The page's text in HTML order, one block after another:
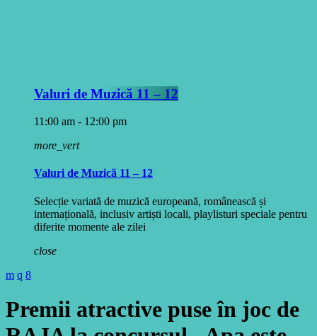
Valuri de Muzică 11 – 12
11:00 am - 12:00 pm
more_vert
Valuri de Muzică 11 – 12
Selecție variată de muzică europeană, românească și
internațională, inclusiv artiști locali, playlisturi speciale pentru
diferite momente ale zilei
close
Premii atractive puse în joc de